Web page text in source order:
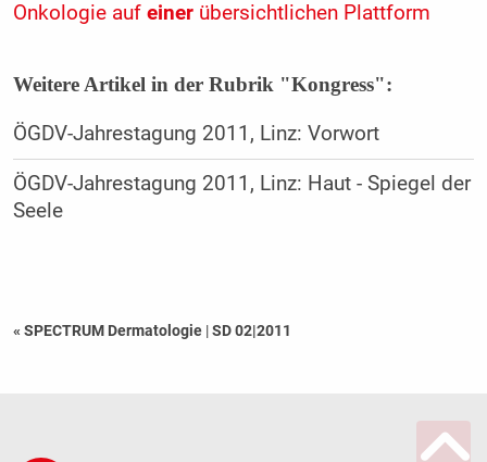
Onkologie auf einerübersichtlichen Plattform
Weitere Artikel in der Rubrik "Kongress":
ÖGDV-Jahrestagung 2011, Linz: Vorwort
ÖGDV-Jahrestagung 2011, Linz: Haut - Spiegel der
Seele
« SPECTRUM Dermatologie |SD 02|2011